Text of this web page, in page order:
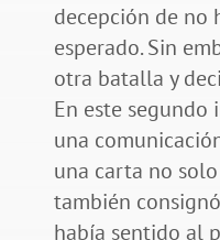
decepción de no
esperado. Sin
otra batalla y
En este
una
una carta no
también
había sentido al